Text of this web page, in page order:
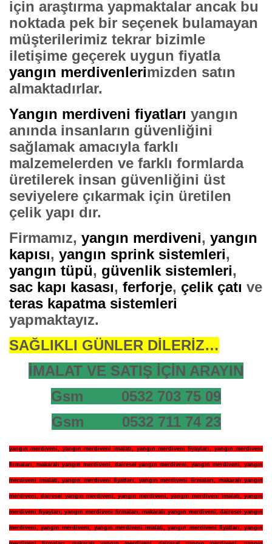
için araştırma yapmaktalar ancak bu
noktada pek bir seçenek bulamayan
müşterilerimiz tekrar bizimle
iletişime geçerek uygun fiyatla
yangın merdivenlerimizden satın
almaktadırlar.
Yangın merdiveni fiyatları yangın
anında insanların güvenliğini
sağlamak amacıyla farklı
malzemelerden ve farklı formlarda
üretilerek insan güvenliğini üst
seviyelere çıkarmak için üretilen
çelik yapı dır.
Firmamız, yangın merdiveni, yangın
kapısı, yangın sprink sistemleri,
yangın tüpü, güvenlik sistemleri,
sac kapı kasası, ferforje, çelik çatı ve
teras kapatma sistemleri
yapmaktayız.
SAĞLIKLI GÜNLER DİLERİZ…
İMALAT VE SATIŞ İÇİN ARAYIN
Gsm 0532 703 75 09
Gsm 0532 711 74 23
yangın merdiveni, yangın merdiveni imalatı, yangın merdiveni fiyayları, yangın merdiveni
firmaları, makaralı yangın merdiveni, dairesel yangın merdiveni,yangın merdiveni,yangın
merdiveni imalatı,yangın merdiveni fiyatları, yangın merdiveni firmaları, makaralı yangın
merdiveni, dairesel yangın merdiveni, yangın merdiveni, yangın merdiveni imalatı, yangın
merdiveni fiyayları,yangın merdiveni firmaları,makaralı yangın merdiveni,dairesel yangın
merdiveni,yangın merdiveni, yangın merdiveni imalatı,yangın merdiveni fiyatları,yangın